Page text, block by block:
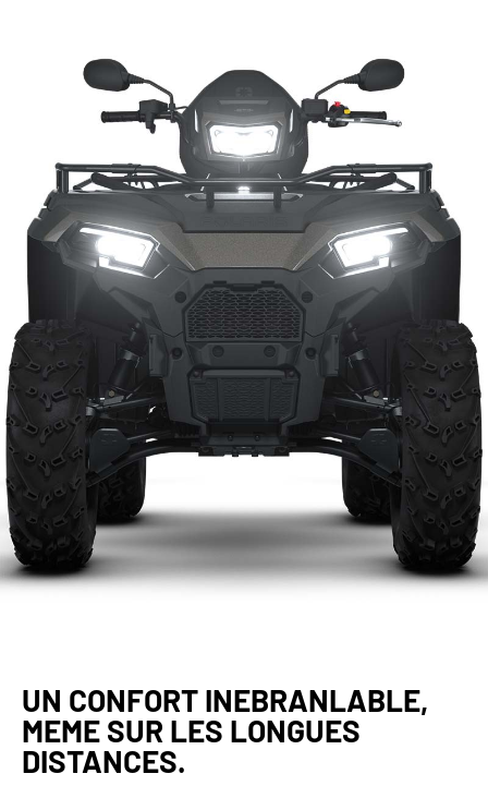
UN CONFORT INEBRANLABLE,
MEME SUR LES LONGUES
DISTANCES.